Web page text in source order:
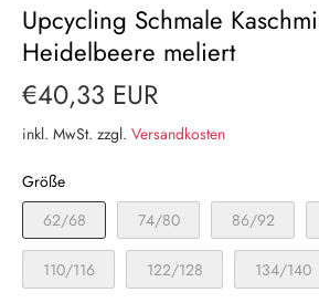
Upcycling Schmale
Heidelbeere meliert
€40,33 EUR
inkl. MwSt. zzgl. Versandkosten
Größe
62/68
74/80 86/92
110/116 122/128 134/140